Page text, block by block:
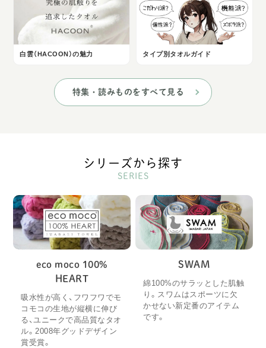
白雲（HACOON）の魅力 タイプ別タオルガイド
特集・読みものをすべて見る
シリーズから探す
SERIES
eco moco 100%
HEART
吸水性が高く、フワフワでモ
コモコの生地が縦横に伸び
る、ユニークで高品質なタオ
ル。2008年グッドデザイン
賞受賞。
SWAM
綿100%のサラッとした肌触
り。スワムはスポーツに欠
かせない新定番のアイテム
です。